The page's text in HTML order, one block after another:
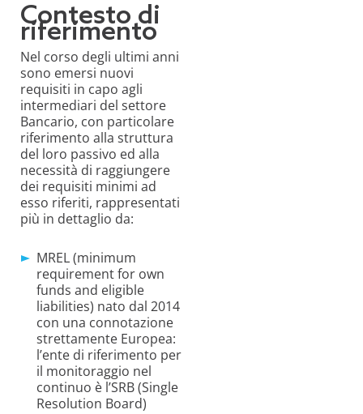
Contesto di
riferimento
Nel corso degli ultimi anni
sono emersi nuovi
requisiti in capo agli
intermediari del settore
Bancario, con particolare
riferimento alla struttura
del loro passivo ed alla
necessità di raggiungere
dei requisiti minimi ad
esso riferiti, rappresentati
più in dettaglio da:
MREL (minimum
requirementfor own
funds and eligible
liabilities) nato dal 2014
con una connotazione
strettamente Europea:
l’ente di riferimento per
il monitoraggio nel
continuo è l’SRB (Single
Resolution Board)